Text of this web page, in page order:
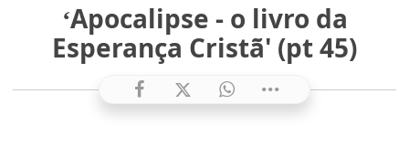
‘Apocalipse - o livro da
Esperança Cristã' (pt 45)